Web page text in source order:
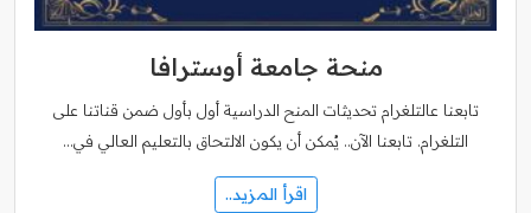
منحة جامعة أوسترافا
تابعنا عالتلغرام تحديثات المنح الدراسية أول بأول ضمن قناتنا على
التلغرام. تابعنا الآن.. يُمكن أن يكون الالتحاق بالتعليم العالي في…
اقرأ المزيد..